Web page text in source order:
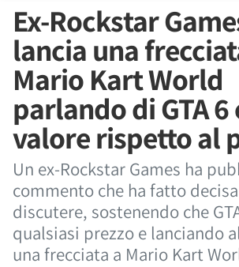
Ex-Rockstar
lancia una
Mario Kart World
parlando di GTA 6
valore rispetto al
Un ex-Rockstar Games ha
commento che ha fatto
discutere, sostenendo che
qualsiasi prezzo e lanciando
una frecciata a Mario Kart